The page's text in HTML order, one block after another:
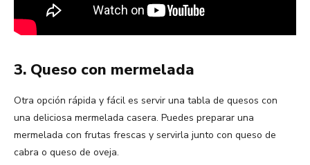
3. Queso con mermelada
Otra opción rápida y fácil es servir una tabla de quesos con
una deliciosa mermelada casera. Puedes preparar una
mermelada con frutas frescas y servirla junto con queso de
cabra o queso de oveja.